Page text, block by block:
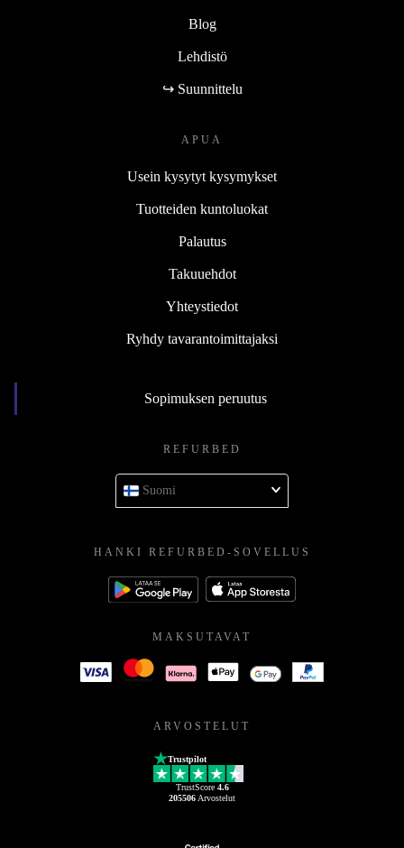
Blog
Lehdistö
↪ Suunnittelu
APUA
Usein kysytyt kysymykset
Tuotteiden kuntoluokat
Palautus
Takuuehdot
Yhteystiedot
Ryhdy tavarantoimittajaksi
Sopimuksen peruutus
REFURBED
Suomi
HANKI REFURBED-SOVELLUS
MAKSUTAVAT
ARVOSTELUT
Trustpilot
TrustScore 4.6
205506 Arvostelut